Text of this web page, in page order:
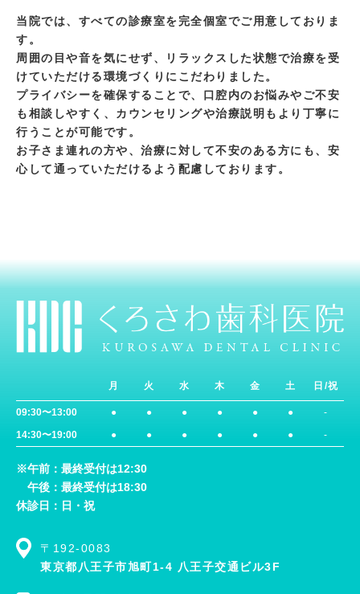
当院では、すべての診療室を完全個室でご用意しておりま
す。
周囲の目や音を気にせず、リラックスした状態で治療を受
けていただける環境づくりにこだわりました。
プライバシーを確保することで、口腔内のお悩みやご不安
も相談しやすく、カウンセリングや治療説明もより丁寧に
行うことが可能です。
お子さま連れの方や、治療に対して不安のある方にも、安
心して通っていただけるよう配慮しております。
月 火 水 木 金 土 日/祝
09:30〜13:00 ● ● ● ● ● ●
-
14:30〜19:00
● ● ● ● ● ● -
※午前：最終受付は12:30
午後：最終受付は18:30
休診日：日・祝
〒192-0083
東京都八王子市旭町1-4 八王子交通ビル3F